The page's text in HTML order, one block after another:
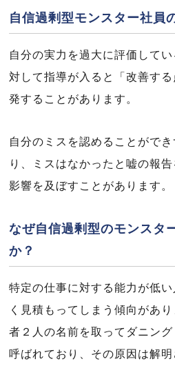
自信過剰型モンスター社員
自分の実力を過大に評価して
対して指導が入ると「改善す
発することがあります。
自分のミスを認めることがで
り、ミスはなかったと嘘の報
影響を及ぼすことがあります。
なぜ自信過剰型のモンスタ
か？
特定の仕事に対する能力が低
く見積もってしまう傾向があ
者２人の名前を取ってダニン
呼ばれており、その原因は解